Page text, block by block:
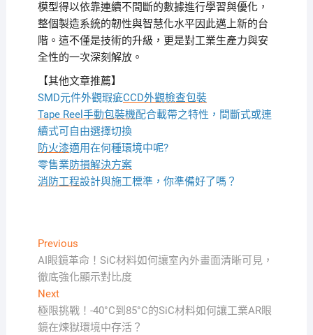
模型得以依靠連續不間斷的數據進行學習與優化，
整個製造系統的韌性與智慧化水平因此邁上新的台
階。這不僅是技術的升級，更是對工業生產力與安
全性的一次深刻解放。
【其他文章推薦】
SMD元件外觀瑕疵CCD外觀檢查包裝
Tape Reel手動包裝機配合載帶之特性，間斷式或連
續式可自由選擇切換
防火漆適用在何種環境中呢?
零售業防損解決方案
消防工程設計與施工標準，你準備好了嗎？
文
章
導
覽
PreviousPrevious
post:
AI眼鏡革命！SiC材料如何讓室內外畫面清晰可見，
徹底強化顯示對比度
NextNext
post:
極限挑戰！-40°C到85°C的SiC材料如何讓工業AR眼
鏡在煉獄環境中存活？